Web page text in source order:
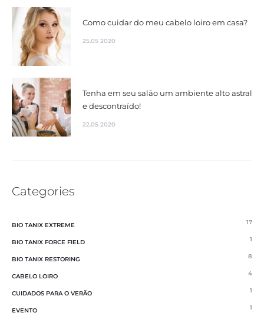
Como cuidar do meu cabelo loiro em casa?
25.05 2020
Tenha em seu salão um ambiente alto astral
e descontraído!
22.05 2020
Categories
BIO TANIX EXTREME 17
BIO TANIX FORCE FIELD 1
BIO TANIX RESTORING 8
CABELO LOIRO 4
CUIDADOS PARA O VERÃO 1
EVENTO 1